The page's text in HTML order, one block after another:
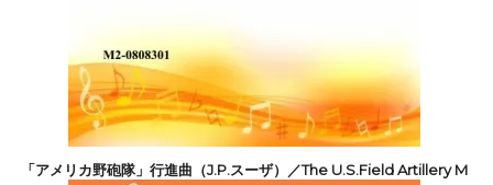
「アメリカ野砲隊」行進曲（J.P.スーザ）／The U.S.Field Artillery M